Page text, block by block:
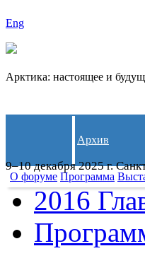
Eng
Арктика: настоящее и
9–10 декабря 2025 г.
Архив
О форуме Программа
2016